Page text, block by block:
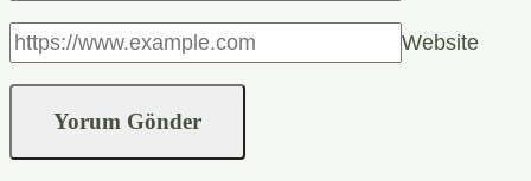
Website